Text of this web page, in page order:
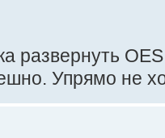
развернуть
Упрямо не